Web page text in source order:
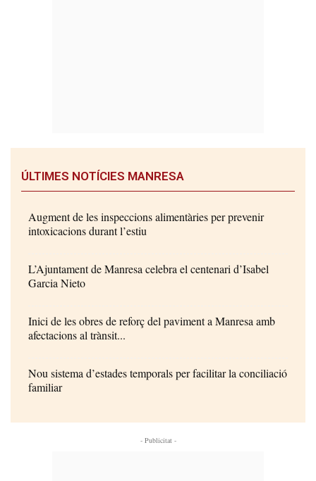
ÚLTIMES NOTÍCIES MANRESA
Augment de les inspeccions alimentàries per prevenir
intoxicacions durant l’estiu
L’Ajuntament de Manresa celebra el centenari d’Isabel
Garcia Nieto
Inici de les obres de reforç del paviment a Manresa amb
afectacions al trànsit...
Nou sistema d’estades temporals per facilitar la conciliació
familiar
- Publicitat -